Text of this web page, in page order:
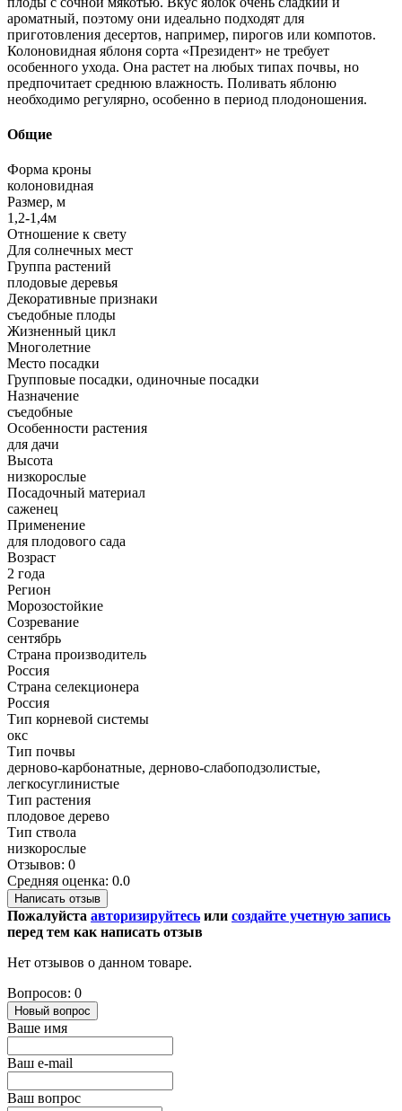
ароматный, поэтому они идеально подходят для
приготовления десертов, например, пирогов или компотов.
Колоновидная яблоня сорта «Президент» не требует
особенного ухода. Она растет на любых типах почвы, но
предпочитает среднюю влажность. Поливать яблоню
необходимо регулярно, особенно в период плодоношения.
Общие
Форма кроны
колоновидная
Размер, м
1,2-1,4м
Отношение к свету
Для солнечных мест
Группа растений
плодовые деревья
Декоративные признаки
съедобные плоды
Жизненный цикл
Многолетние
Место посадки
Групповые посадки, одиночные посадки
Назначение
съедобные
Особенности растения
для дачи
Высота
низкорослые
Посадочный материал
саженец
Применение
для плодового сада
Возраст
2 года
Регион
Морозостойкие
Созревание
сентябрь
Страна производитель
Россия
Страна селекционера
Россия
Тип корневой системы
окс
Тип почвы
дерново-карбонатные, дерново-слабоподзолистые,
легкосуглинистые
Тип растения
плодовое дерево
Тип ствола
низкорослые
Отзывов: 0
Средняя оценка: 0.0
Написать отзыв
Пожалуйста авторизируйтесь или создайте учетную запись
перед тем как написать отзыв
Нет отзывов о данном товаре.
Вопросов: 0
Новый вопрос
Ваше имя
Ваш e-mail
Ваш вопрос